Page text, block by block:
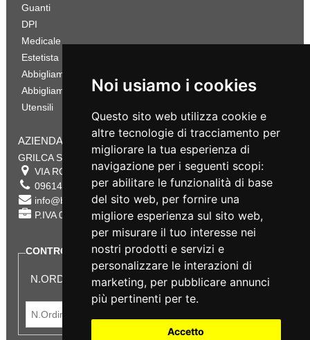
Noi usiamo i cookies
Questo sito web utilizza cookie e
altre tecnologie di tracciamento per
migliorare la tua esperienza di
navigazione per i seguenti scopi:
per abilitare le funzionalità di base
del sito web, per fornire una
migliore esperienza sul sito web,
per misurare il tuo interesse nei
nostri prodotti e servizi e
personalizzare le interazioni di
marketing, per pubblicare annunci
più pertinenti per te.
Accetto
Guanti
DPI
Medicale
Estetista
Abbigliamento Sportivo
Abbigliamento Bambino
Utensili
AZIENDA
GRILCA SRL
VIA ROMA 180 88054 SERSALE , CZ
0961432177
info@bestsafety.it
P.IVA 02342180797
CONTROLLA LO STATO DEL TUO ORDINE
N.ORDINE: